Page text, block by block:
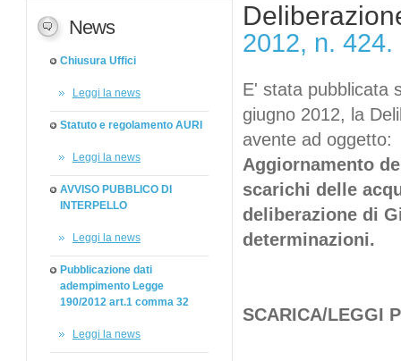
News
Chiusura Uffici
Leggi la news
Statuto e regolamento AURI
Leggi la news
AVVISO PUBBLICO DI
INTERPELLO
Leggi la news
Pubblicazione dati
adempimento Legge
190/2012 art.1 comma 32
Leggi la news
2012, n. 424.
E' stata pubblicata
giugno 2012, la
avente ad oggetto:
Aggiornamento
scarichi delle
deliberazione di
determinazioni.
SCARICA/LEGGI